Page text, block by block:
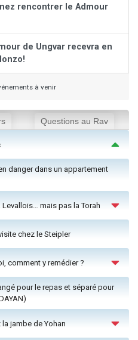
rencontrer le Admour
de Ungvar recevra en
à venir
Questions au Rav
danger dans un appartement
mais pas la Torah
chez le Steipler
comment y remédier ?
pour le repas et séparé pour
la jambe de Yohan